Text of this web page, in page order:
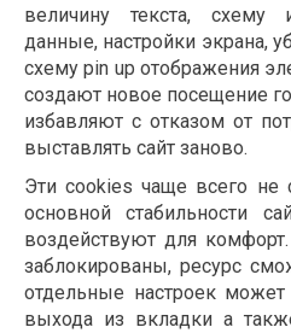
величину текста, схему
данные, настройки экрана,
схему pin up отображения
создают новое посещение
избавляют с отказом от
выставлять сайт заново.
Эти cookies чаще всего не
основной стабильности
воздействуют для
заблокированы, ресурс
отдельные настроек может
выхода из вкладки а